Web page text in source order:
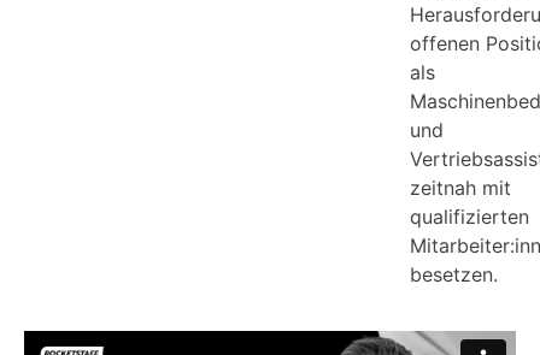
offenen
als
und
zeitnah mit
qualifizierten
besetzen.